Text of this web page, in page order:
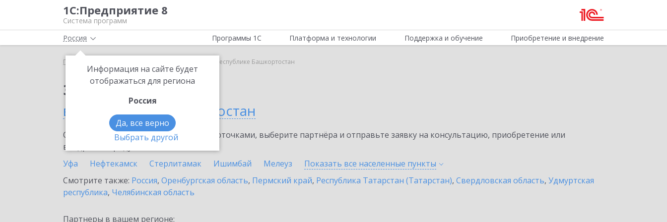
1С:Предприятие 8
Система программ
Россия
Информация на сайте будет
отображаться для региона
Россия
Да, все верно
Выбрать другой
Программы 1С Платформа и технологии Поддержка и обучение Приобретение и внедрение
Главная 1С:МДЛП в Республике Башкортостан
Заказать 1С:МДЛП
в Республике Башкортостан
Ознакомьтесь с информационными карточками, выберите партнёра и отправьте заявку на консультацию, приобретение или
внедрение продукта.
Уфа
Нефтекамск Стерлитамак Ишимбай Мелеуз Показать все населенные пункты
Смотрите также: Россия, Оренбургская область, Пермский край, Республика Татарстан (Татарстан), Свердловская область, Удмуртская
республика, Челябинская область
Партнеры в вашем регионе: